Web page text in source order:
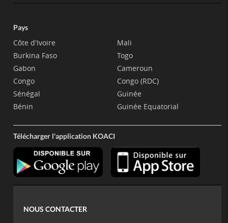
Pays
Côte d'Ivoire
Burkina Faso
Gabon
Congo
Sénégal
Bénin
Mali
Togo
Cameroun
Congo (RDC)
Guinée
Guinée Equatorial
Télécharger l'application KOACI
NOUS CONTACTER